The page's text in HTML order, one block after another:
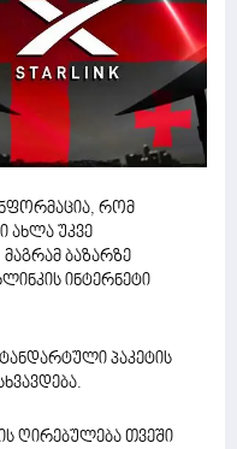
რომ
ახლა უკვე
ბაზარზე
ინტერნეტი
სტანდარტული პაკეტის
ღირებულება თვეში